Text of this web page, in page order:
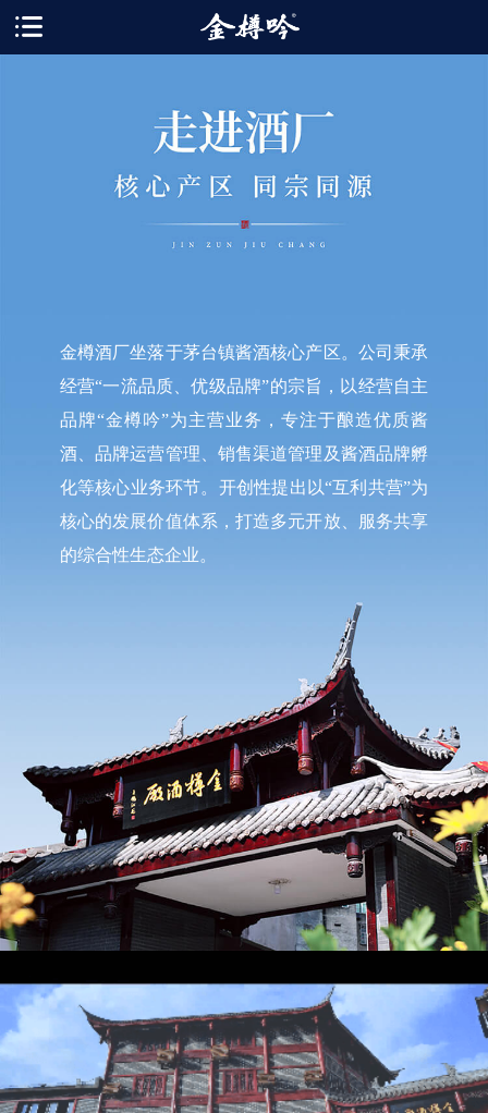
金樽酒厂坐落于茅台镇酱酒核心产区。公司秉承
经营“一流品质、优级品牌”的宗旨，以经营自主
品牌“金樽吟”为主营业务，专注于酿造优质酱
酒、品牌运营管理、销售渠道管理及酱酒品牌孵
化等核心业务环节。开创性提出以“互利共营”为
核心的发展价值体系，打造多元开放、服务共享
的综合性生态企业。